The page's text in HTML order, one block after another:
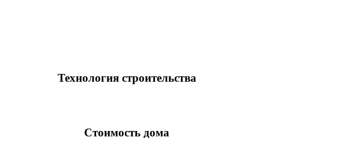
Технология строительства
Стоимость дома